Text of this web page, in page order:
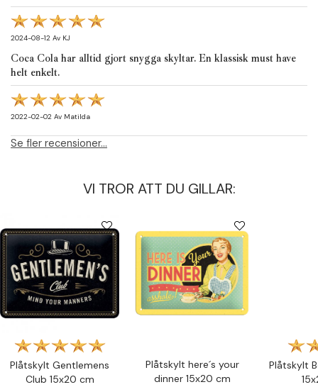
2024-08-12 Av KJ
Coca Cola har alltid gjort snygga skyltar. En klassisk must have
helt enkelt.
2022-02-02 Av Matilda
Se fler recensioner...
VI TROR ATT DU GILLAR:
Plåtskylt Gentlemens
Club 15x20 cm
Plåtskylt here´s your
dinner 15x20 cm
Plåtskylt